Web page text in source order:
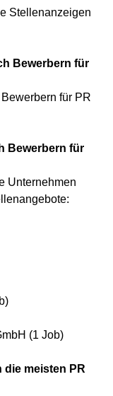
Stellenanzeigen
Bewerbern für
für PR
Bewerbern für
Unternehmen
(1 Job)
die meisten PR